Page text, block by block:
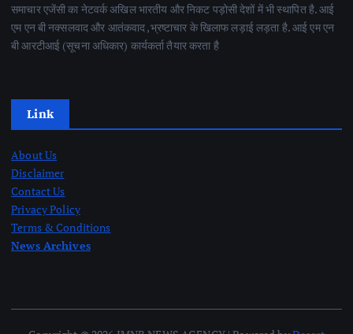
समाचार एजेंसी का नेटवर्क अखिल भारतीय और निकट पड़ोसी देशों में भी स्थापित है. आई
एम एन बी नक्सलवाद और आतंकवाद ,भ्रष्टाचार के खिलाफ लड़ाई लड़ता है. आई एम एन
बी आरटीआई (सूचना अधिकार) कार्यकर्ता तैयार करता है
Link
About Us
Disclaimer
Contact Us
Privacy Policy
Terms & Conditions
News Archives